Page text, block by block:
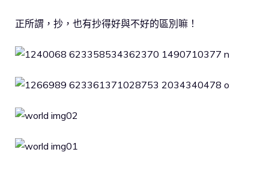
正所謂，抄，也有抄得好與不好的區別嘛！